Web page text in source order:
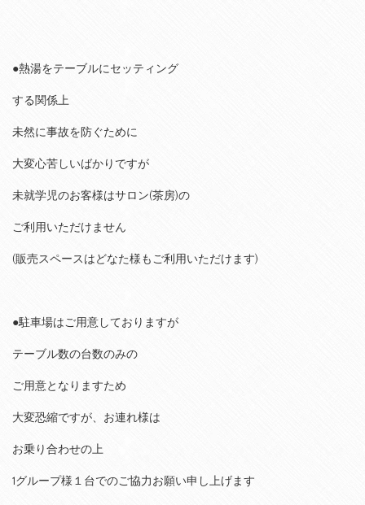
●熱湯をテーブルにセッティング
する関係上
未然に事故を防ぐために
大変心苦しいばかりですが
未就学児のお客様はサロン(茶房)の
ご利用いただけません
(販売スペースはどなた様もご利用いただけます)
●駐車場はご用意しておりますが
テーブル数の台数のみの
ご用意となりますため
大変恐縮ですが、お連れ様は
お乗り合わせの上
1グループ様１台でのご協力お願い申し上げます